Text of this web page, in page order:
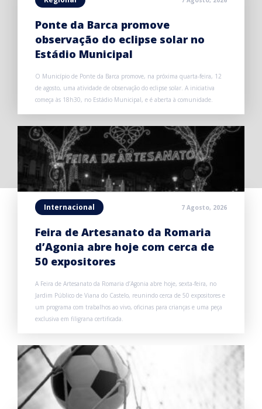
Ponte da Barca promove
observação do eclipse solar no
Estádio Municipal
O Município de Ponte da Barca promove, na próxima quarta-feira, 12
de agosto, uma atividade de observação do eclipse solar. A iniciativa
começa às 18h30, no Estádio Municipal, e é aberta à comunidade.
Internacional 7 Agosto, 2026
Feira de Artesanato da Romaria
d’Agonia abre hoje com cerca de
50 expositores
A Feira de Artesanato da Romaria d’Agonia abre hoje, sexta-feira, no
Jardim Público de Viana do Castelo, reunindo cerca de 50 expositores e
um programa com trabalhos ao vivo, oficinas para crianças e uma peça
exclusiva em filigrana certificada.